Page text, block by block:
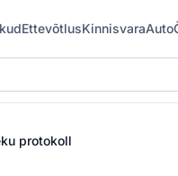
EttevõtlusKinnisvaraAuto
protokoll